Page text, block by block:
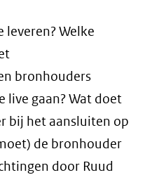
leveren? Welke
bronhouders
live gaan? Wat doet
bij het aansluiten op
de bronhouder
door Ruud